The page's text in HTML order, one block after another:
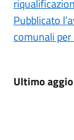
Pubblicato
comunali
Ultimo